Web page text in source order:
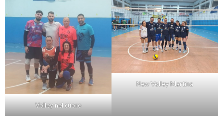
Volley nel cuore
New Volley Martina